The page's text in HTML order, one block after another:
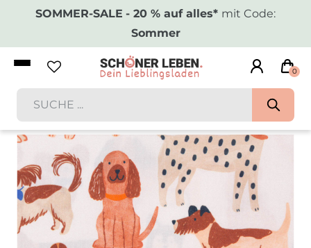
SOMMER-SALE - 20 % auf alles* mit Code:
Sommer
0